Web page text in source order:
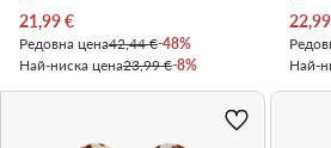
Актуална цена
21,99€
Редовна цена42,44 €-48%
Най-ниска цена23,99 €-8%
22,99
Най-